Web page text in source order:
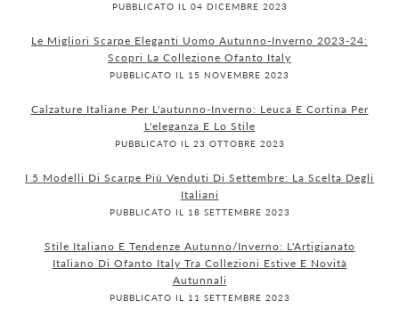
PUBBLICATO IL 04 DICEMBRE 2023
Le Migliori Scarpe Eleganti Uomo Autunno-Inverno 2023-24:
Scopri La Collezione Ofanto Italy
PUBBLICATO IL 15 NOVEMBRE 2023
Calzature Italiane Per L'autunno-Inverno: Leuca E Cortina Per
L'eleganza E Lo Stile
PUBBLICATO IL 23 OTTOBRE 2023
I 5 Modelli Di Scarpe Più Venduti Di Settembre: La Scelta Degli
Italiani
PUBBLICATO IL 18 SETTEMBRE 2023
Stile Italiano E Tendenze Autunno/Inverno: L'Artigianato
Italiano Di Ofanto Italy Tra Collezioni Estive E Novità
Autunnali
PUBBLICATO IL 11 SETTEMBRE 2023